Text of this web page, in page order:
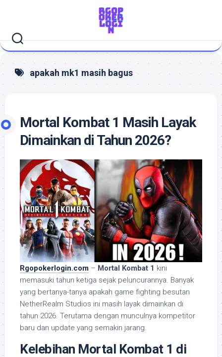
apakah mk1 masih bagus
Mortal Kombat 1 Masih Layak
Dimainkan di Tahun 2026?
Rgopokerlogin.com – Mortal Kombat 1 kini
memasuki tahun ketiga sejak peluncurannya. Banyak
yang bertanya-tanya apakah game fighting besutan
NetherRealm Studios ini masih layak dimainkan di
tahun 2026. Terutama dengan munculnya kompetitor
baru dan update yang semakin jarang.
Kelebihan Mortal Kombat 1 di